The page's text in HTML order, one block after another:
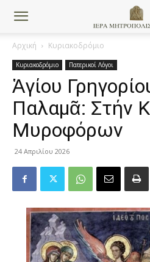
Αρχική Κυριακοδρόμιο
Κυριακοδρόμιο Πατερικοί Λόγοι
Ἁγίου
Παλαμᾶ: Στήν
Μυροφόρων
24 Απριλίου 2026